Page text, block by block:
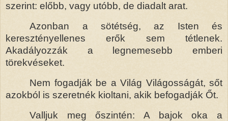
szerint: előbb, vagy utóbb, de diadalt arat.
Azonban a sötétség, az Isten és
keresztényellenes erők sem tétlenek.
Akadályozzák a legnemesebb emberi
törekvéseket.
Nem fogadják be a Világ Világosságát, sőt
azokból is szeretnék kioltani, akik befogadják Őt.
Valljuk meg őszintén: A bajok oka a